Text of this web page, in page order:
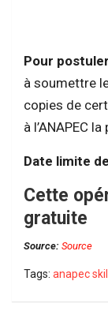
Pour
à soumettre
copies de
à l’ANAPEC
Date limite
Cette
gratuite
Source: Source
Tags: anapec